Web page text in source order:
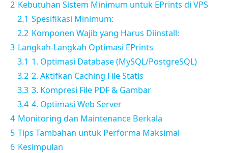
2 Kebutuhan Sistem Minimum untuk EPrints di VPS
2.1 Spesifikasi Minimum:
2.2 Komponen Wajib yang Harus Diinstall:
3 Langkah-Langkah Optimasi EPrints
3.1 1. Optimasi Database (MySQL/PostgreSQL)
3.2 2. Aktifkan Caching File Statis
3.3 3. Kompresi File PDF & Gambar
3.4 4. Optimasi Web Server
4 Monitoring dan Maintenance Berkala
5 Tips Tambahan untuk Performa Maksimal
6 Kesimpulan